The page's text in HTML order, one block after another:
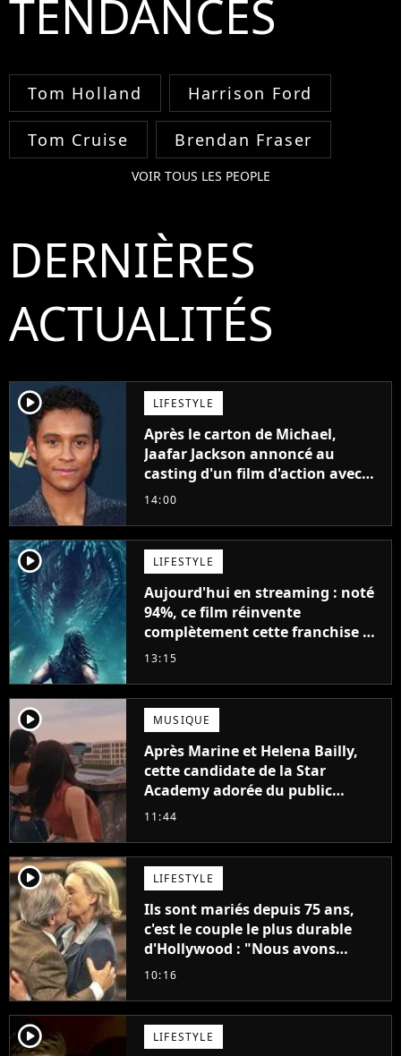
TENDANCES
Tom Holland Harrison Ford
Tom Cruise Brendan Fraser
VOIR TOUS LES PEOPLE
DERNIÈRES
ACTUALITÉS
player2 LIFESTYLE
Après le carton de Michael,
Jaafar Jackson annoncé au
casting d'un film d'action avec
Will Smith
14:00
player2 LIFESTYLE
Aujourd'hui en streaming : noté
94%, ce film réinvente
complètement cette franchise de
science-fiction vieille de 40 ans
13:15
player2 MUSIQUE
Après Marine et Helena Bailly,
cette candidate de la Star
Academy adorée du public
annonce son premier album,
11:44
player2 LIFESTYLE
Ils sont mariés depuis 75 ans,
c'est le couple le plus durable
d'Hollywood : "Nous avons
avancé jour après jour, et les
décennies"
10:16
player2 LIFESTYLE